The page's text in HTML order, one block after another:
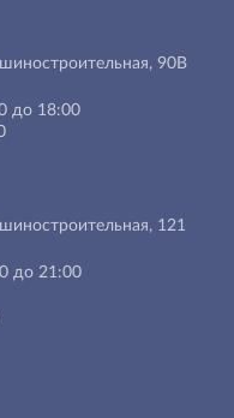
90B
до 18:00
121
до 21:00